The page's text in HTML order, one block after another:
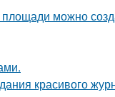
можно
красивого